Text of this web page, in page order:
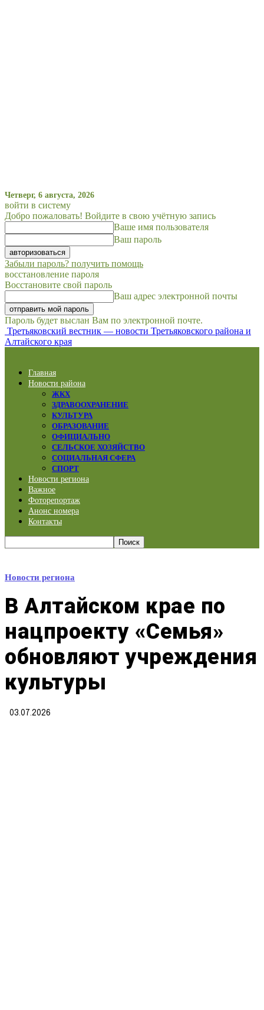
Четверг, 6 августа, 2026
войти в систему
Добро пожаловать! Войдите в свою учётную запись
Ваше имя пользователя
Ваш пароль
Забыли пароль? получить помощь
восстановление пароля
Восстановите свой пароль
Ваш адрес электронной почты
Пароль будет выслан Вам по электронной почте.
Третьяковский вестник — новости Третьяковского района и
Алтайского края
Главная
Новости района
ЖКХ
ЗДРАВООХРАНЕНИЕ
КУЛЬТУРА
ОБРАЗОВАНИЕ
ОФИЦИАЛЬНО
СЕЛЬСКОЕ ХОЗЯЙСТВО
СОЦИАЛЬНАЯ СФЕРА
СПОРТ
Новости региона
Важное
Фоторепортаж
Анонс номера
Контакты
Новости региона
В Алтайском крае по
нацпроекту «Семья»
обновляют учреждения
культуры
03.07.2026